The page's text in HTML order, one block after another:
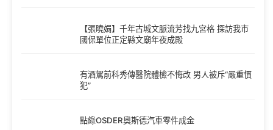
【張曉娟】千年古城文脈流芳找九宮格 探訪我市
國保單位正定縣文廟年夜成殿
有酒駕前科秀傳醫院體檢不悔改 男人被斥“嚴重慣
犯”
點綠OSDER奧斯德汽車零件成金